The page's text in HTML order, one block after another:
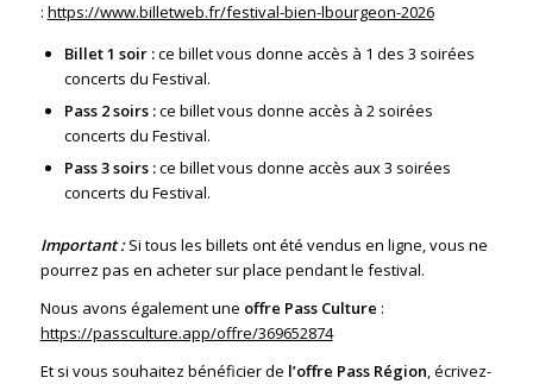
: https://www.billetweb.fr/festival-bien-lbourgeon-2026
Billet 1 soir :ce billet vous donne accès à 1 des 3 soirées
concerts du Festival.
Pass 2 soirs :ce billet vous donne accès à 2 soirées
concerts du Festival.
Pass 3 soirs :ce billet vous donne accès aux 3 soirées
concerts du Festival.
Important : Si tous les billets ont été vendus en ligne, vous ne
pourrez pas en acheter sur place pendant le festival.
Nous avons également une offre Pass Culture :
https://passculture.app/offre/369652874
Et si vous souhaitez bénéficier de l’offre Pass Région, écrivez-